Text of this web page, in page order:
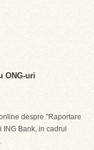
ONG-uri
despre ”Raportare
Bank, in cadrul